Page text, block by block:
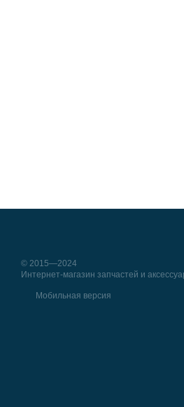
© 2015—2024
Интернет-магазин запчастей и
Мобильная версия